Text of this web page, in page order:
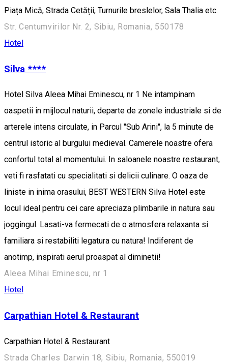
Piața Mică, Strada Cetății, Turnurile breslelor, Sala Thalia etc.
Str. Centumvirilor Nr. 2, Sibiu, Romania, 550178
Hotel
Silva ****
Hotel Silva Aleea Mihai Eminescu, nr 1 Ne intampinam
oaspetii in mijlocul naturii, departe de zonele industriale si de
arterele intens circulate, in Parcul "Sub Arini", la 5 minute de
centrul istoric al burgului medieval. Camerele noastre ofera
confortul total al momentului. In saloanele noastre restaurant,
veti fi rasfatati cu specialitati si delicii culinare. O oaza de
liniste in inima orasului, BEST WESTERN Silva Hotel este
locul ideal pentru cei care apreciaza plimbarile in natura sau
joggingul. Lasati-va fermecati de o atmosfera relaxanta si
familiara si restabiliti legatura cu natura! Indiferent de
anotimp, inspirati aerul proaspat al diminetii!
Aleea Mihai Eminescu, nr 1
Hotel
Carpathian Hotel & Restaurant
Carpathian Hotel & Restaurant
Strada Charles Darwin 18, Sibiu, Romania, 550019